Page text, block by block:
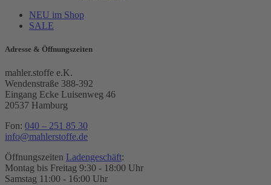
NEU im Shop
SALE
Adresse & Öffnungszeiten
mahler.stoffe e.K.
Wendenstraße 388-392
Eingang Ecke Luisenweg 46
20537 Hamburg
Fon: 040 – 251 85 30
info@mahlerstoffe.de
Öffnungszeiten Ladengeschäft:
Montag bis Freitag 9:30 - 18:00 Uhr
Samstag 11:00 - 16:00 Uhr